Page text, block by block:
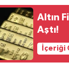
Altın
Aştı!
İçeriği